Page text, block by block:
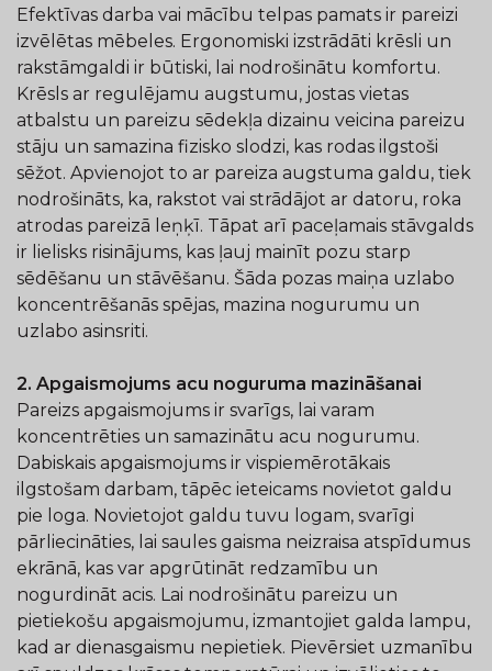
Efektīvas darba vai mācību telpas pamats ir pareizi
izvēlētas mēbeles. Ergonomiski izstrādāti krēsli un
rakstāmgaldi ir būtiski, lai nodrošinātu komfortu.
Krēsls ar regulējamu augstumu, jostas vietas
atbalstu un pareizu sēdekļa dizainu veicina pareizu
stāju un samazina fizisko slodzi, kas rodas ilgstoši
sēžot. Apvienojot to ar pareiza augstuma galdu, tiek
nodrošināts, ka, rakstot vai strādājot ar datoru, roka
atrodas pareizā leņķī. Tāpat arī paceļamais stāvgalds
ir lielisks risinājums, kas ļauj mainīt pozu starp
sēdēšanu un stāvēšanu. Šāda pozas maiņa uzlabo
koncentrēšanās spējas, mazina nogurumu un
uzlabo asinsriti.
2. Apgaismojums acu noguruma mazināšanai
Pareizs apgaismojums ir svarīgs, lai varam
koncentrēties un samazinātu acu nogurumu.
Dabiskais apgaismojums ir vispiemērotākais
ilgstošam darbam, tāpēc ieteicams novietot galdu
pie loga. Novietojot galdu tuvu logam, svarīgi
pārliecināties, lai saules gaisma neizraisa atspīdumus
ekrānā, kas var apgrūtināt redzamību un
nogurdināt acis. Lai nodrošinātu pareizu un
pietiekošu apgaismojumu, izmantojiet galda lampu,
kad ar dienasgaismu nepietiek. Pievērsiet uzmanību